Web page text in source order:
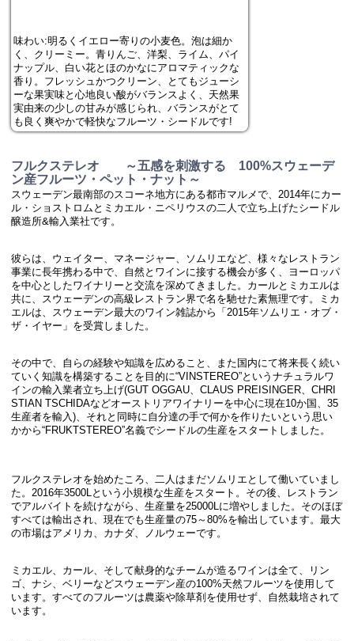
味わい:明るくイエロー寄りの小麦色。泡は細か
く、クリーミー。青りんご、洋梨、ライム、パイ
ナップル、白い花とほのかなにアロマティックな
香り。フレッシュかつクリーン、とてもジューシ
ーな果実味と心地良い酸がバランスよく、天然果
実由来の少しの甘みが感じられ、バランスがとて
も良く爽やかで軽快なフルーツ・シードルです!
フルクステレオ ～五感を刺激する 100%スウェーデ
ン産フルーツ・ペット・ナット～
スウェーデン最南部のスコーネ地方にある都市マルメで、2014年にカー
ル・ショストロムとミカエル・ニペリウスの二人で立ち上げたシードル
醸造所&輸入業社です。
彼らは、ウェイター、マネージャー、ソムリエなど、様々なレストラン
事業に長年携わる中で、自然とワインに接する機会が多く、ヨーロッパ
を中心としたワイナリーと交流を深めてきました。カールとミカエルは
共に、スウェーデンの高級レストラン界で名を馳せた素無理です。ミカ
エルは、スウェーデン最大のワイン雑誌から「2015年ソムリエ・オブ・
ザ・イヤー」を受賞しました。
その中で、自らの経験や知識を広めること、また国内にて将来長く続い
ていく知識を構築することを目的に“VINSTEREO”というナチュラルワ
インの輸入業者立ち上げ(GUT OGGAU、CLAUS PREISINGER、CHRI
STIAN TSCHIDAなどオーストリアワイナリーを中心に現在10か国、35
生産者を輸入)、それと同時に自分達の手で何かを作りたいという思い
かから“FRUKTSTEREO”名義でシードルの生産をスタートしました。
フルクステレオを始めたころ、二人はまだソムリエとして働いていまし
た。2016年3500Lという小規模な生産をスタート。その後、レストラン
でアルバイトを続けながら、生産量を25000Lに増やしました。そのほぼ
すべては輸出され、現在でも生産量の75～80%を輸出しています。最大
の市場はアメリカ、カナダ、ノルウェーです。
ミカエル、カール、そして献身的なチームが造るワインは全て、リン
ゴ、ナシ、ベリーなどスウェーデン産の100%天然フルーツを使用して
います。すべてのフルーツは農薬や除草剤を使用せず、自然栽培されて
います。